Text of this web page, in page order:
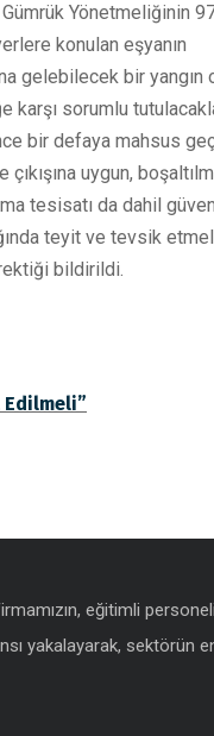
Yönetmeliğinin
konulan eşyanın
gelebilecek bir yangın
karşı sorumlu
bir defaya mahsus
uygun,
tesisatı da dahil
teyit ve tevsik
bildirildi.
eğitimli
yakalayarak, sektörün